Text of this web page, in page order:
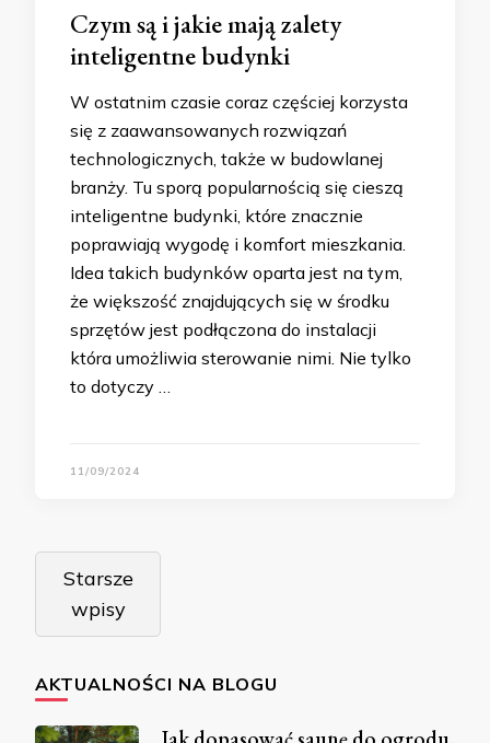
Czym są i jakie mają zalety
inteligentne budynki
W ostatnim czasie coraz częściej korzysta
się z zaawansowanych rozwiązań
technologicznych, także w budowlanej
branży. Tu sporą popularnością się cieszą
inteligentne budynki, które znacznie
poprawiają wygodę i komfort mieszkania.
Idea takich budynków oparta jest na tym,
że większość znajdujących się w środku
sprzętów jest podłączona do instalacji
która umożliwia sterowanie nimi. Nie tylko
to dotyczy …
11/09/2024
Nawigacja
po
wpisach
Starsze
wpisy
AKTUALNOŚCI NA BLOGU